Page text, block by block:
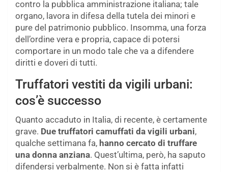
contro la pubblica amministrazione italiana; tale
organo, lavora in difesa della tutela dei minori e
pure del patrimonio pubblico. Insomma, una forza
dell’ordine vera e propria, capace di potersi
comportare in un modo tale che va a difendere
diritti e doveri di tutti.
Truffatori vestiti da vigili urbani:
cos’è successo
Quanto accaduto in Italia, di recente, è certamente
grave. Due truffatori camuffati da vigili urbani,
qualche settimana fa, hanno cercato di truffare
una donna anziana. Quest’ultima, però, ha saputo
difendersi verbalmente. Non si è fatta infatti